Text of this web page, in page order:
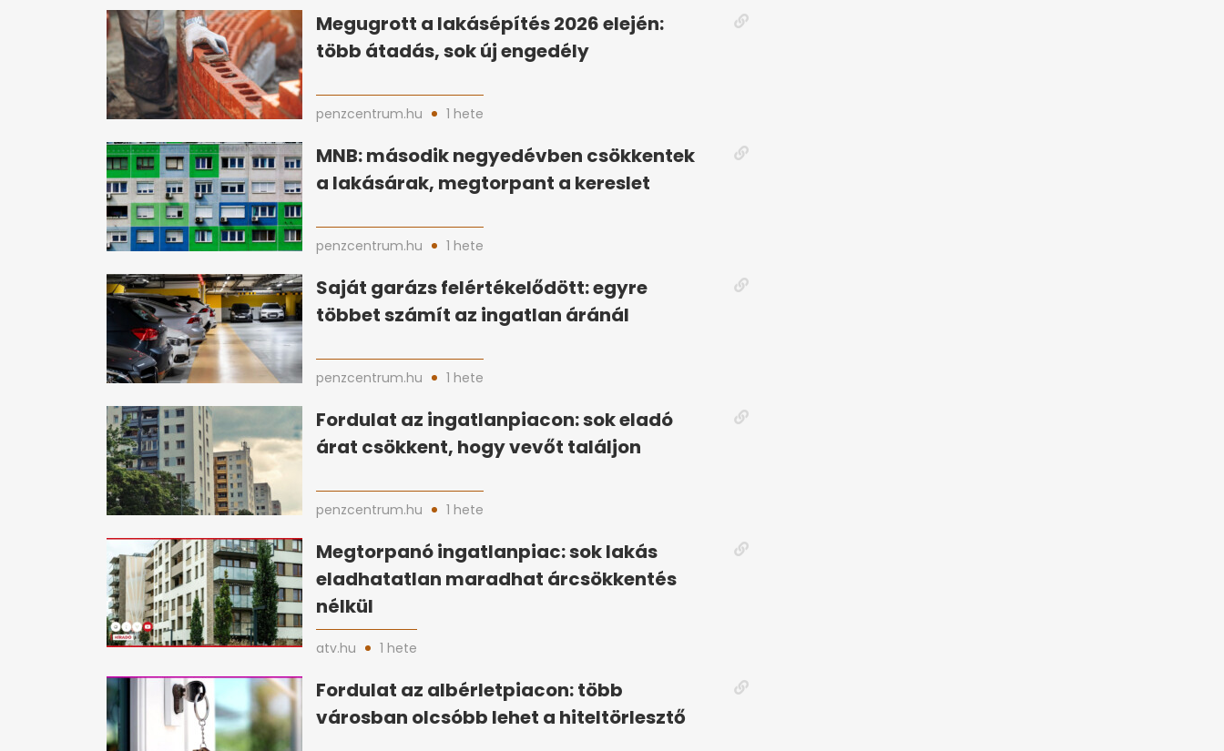
Megugrott a lakásépítés 2026 elején:
több átadás, sok új engedély
penzcentrum.hu 1 hete
MNB: második negyedévben csökkentek
a lakásárak, megtorpant a kereslet
penzcentrum.hu 1 hete
Saját garázs felértékelődött: egyre
többet számít az ingatlan áránál
penzcentrum.hu 1 hete
Fordulat az ingatlanpiacon: sok eladó
árat csökkent, hogy vevőt találjon
penzcentrum.hu 1 hete
Megtorpanó ingatlanpiac: sok lakás
eladhatatlan maradhat árcsökkentés
nélkül
atv.hu 1 hete
Fordulat az albérletpiacon: több
városban olcsóbb lehet a hiteltörlesztő